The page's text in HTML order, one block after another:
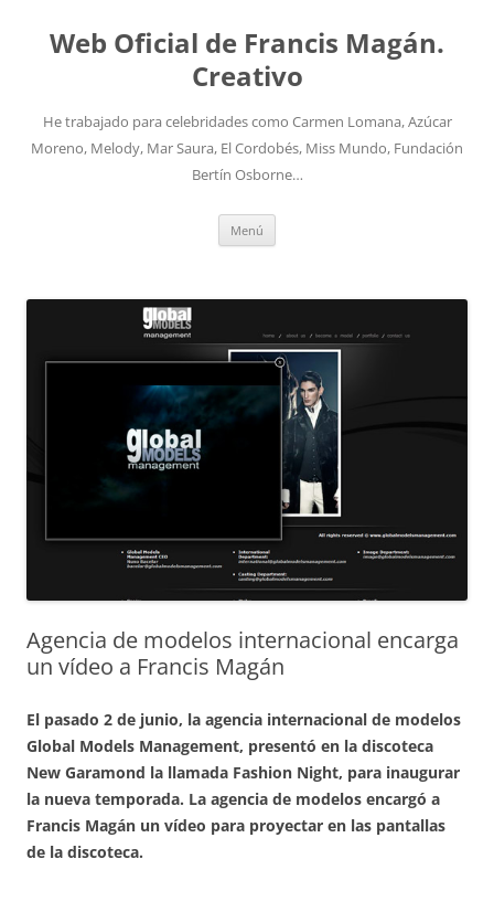
contenido
Web Oficial de Francis Magán.
Creativo
He trabajado para celebridades como Carmen Lomana, Azúcar
Moreno, Melody, Mar Saura, El Cordobés, Miss Mundo, Fundación
Bertín Osborne…
Menú
Agencia de modelos internacional encarga
un vídeo a Francis Magán
El pasado 2 de junio, la agencia internacional de modelos
Global Models Management, presentó en la discoteca
New Garamond la llamada Fashion Night, para inaugurar
la nueva temporada. La agencia de modelos encargó a
Francis Magán un vídeo para proyectar en las pantallas
de la discoteca.